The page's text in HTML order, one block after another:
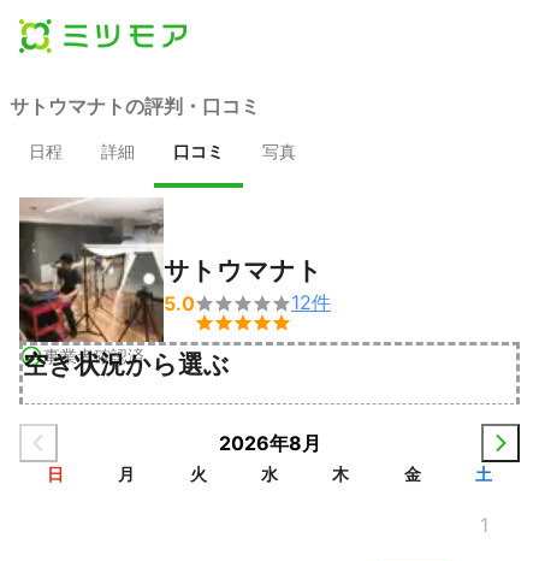
サトウマナトの評判・口コミ
日程 詳細 口コミ 写真
事業者確認済
サトウマナト
5.0

12件
空き状況から選ぶ
2026年8月
日 月 火 水 木 金 土
1